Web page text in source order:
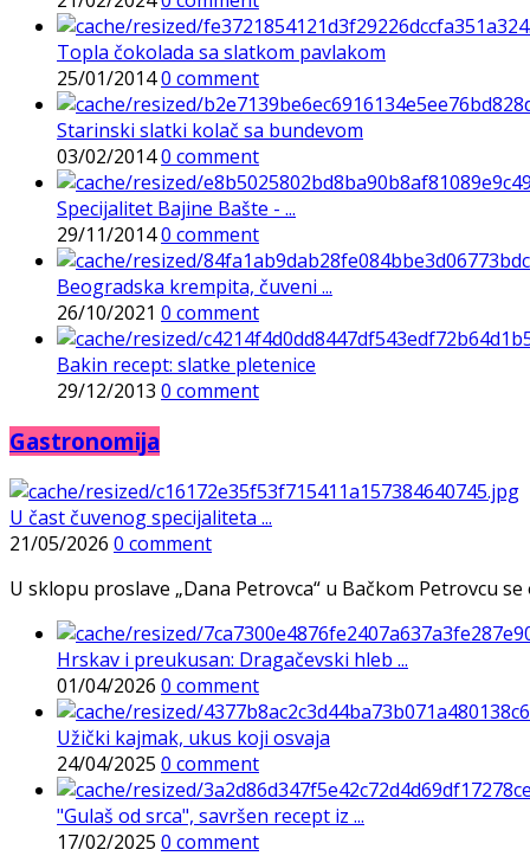
Topla čokolada sa slatkom pavlakom
25/01/20140 comment
Starinski slatki kolač sa bundevom
03/02/20140 comment
Specijalitet Bajine Bašte - ...
29/11/20140 comment
Beogradska krempita, čuveni ...
26/10/2021 0 comment
Bakin recept: slatke pletenice
29/12/2013 0 comment
Gastronomija
U čast čuvenog specijaliteta ...
21/05/2026 0 comment
U sklopu proslave „Dana Petrovca“ u Bačkom Petrovcu
Hrskav i preukusan: Dragačevski hleb ...
01/04/2026 0 comment
Užički kajmak, ukus koji osvaja
24/04/2025 0 comment
"Gulaš od srca", savršen recept iz ...
17/02/2025 0 comment